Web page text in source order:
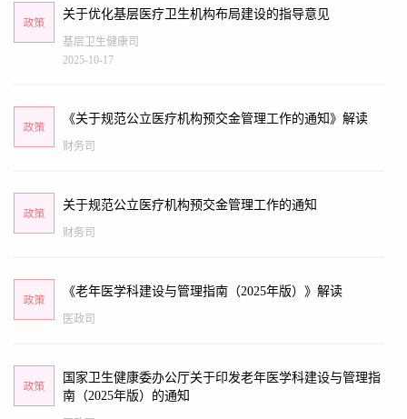
关于优化基层医疗卫生机构布局建设的指导意见
基层卫生健康司
2025-10-17
《关于规范公立医疗机构预交金管理工作的通知》解读
财务司
关于规范公立医疗机构预交金管理工作的通知
财务司
《老年医学科建设与管理指南（2025年版）》解读
医政司
国家卫生健康委办公厅关于印发老年医学科建设与管理指
南（2025年版）的通知